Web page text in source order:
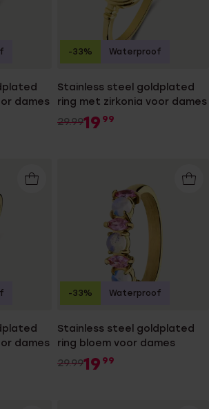
dames
Stainless steel goldplated
ring met zirkonia voor dames
29.9919 99
-33% Waterproof
dames
Stainless steel goldplated
ring bloem voor dames
29.9919 99
-33% Waterproof